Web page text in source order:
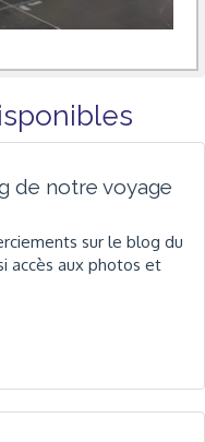
de notre voyage
sur le blog du
accès aux photos et